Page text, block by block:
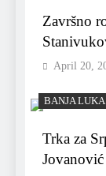
Završno
April 20,
BANJA LUKA
Trka za